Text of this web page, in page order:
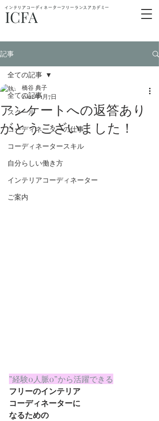
ICFA
インテリアコーディネーターフリーランスアカデミー
記事
全ての記事
スクール
コーディネーターの仕事
コーディネータースキル
自分らしい働き方
インテリアコーディネーター
ご案内
全ての記事
アンケートへの返答あり
がとうございました！
橋谷 典子
2022年1月7日
”経験0人脈0”から活躍できる
フリーのインテリア
コーディネーターに
なるための